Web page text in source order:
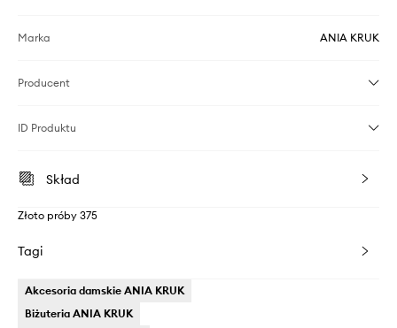
Marka ANIA KRUK
Producent
ID Produktu
Skład
Złoto próby 375
Tagi
Akcesoria damskie ANIA KRUK
Biżuteria ANIA KRUK